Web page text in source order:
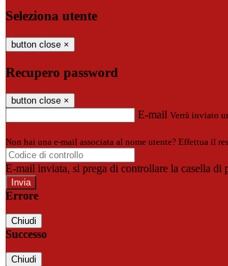
Seleziona utente
button close ×
Recupero password
button close ×
E-mail Verrà inviato
Non hai una e-mail associata al nome utente? Effettua il
E-mail inviata, si prega di controllare la casella di
Errore
Chiudi
Successo
Chiudi